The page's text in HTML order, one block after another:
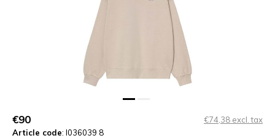
€90
€74,38 excl. tax
Article code: I036039 8